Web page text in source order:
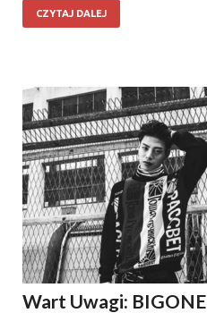
CZYTAJ DALEJ
Wart Uwagi: BIGONE